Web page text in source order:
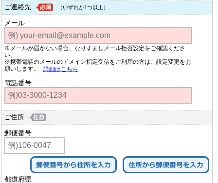
ご連絡先 （いずれか1つ以上）
メール
※メールが届かない場合、なりすましメール拒否設定をご確認くださ
い。
※携帯電話のメールのドメイン指定受信をご利用の方は、設定変更をお
願いします。
詳細はこちら
電話番号
ご住所
郵便番号
都道府県